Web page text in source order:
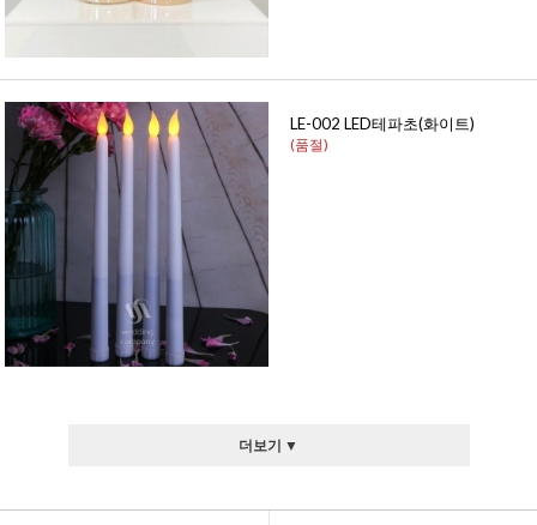
LE-002 LED테파초(화이트)
(품절)
더보기 ▼